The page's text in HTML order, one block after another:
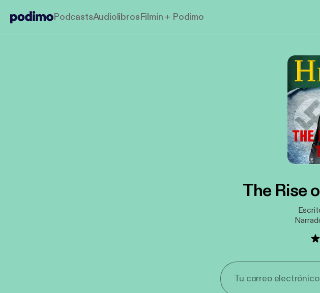
PodcastsAudiolibrosFilmin + Podimo
The Rise